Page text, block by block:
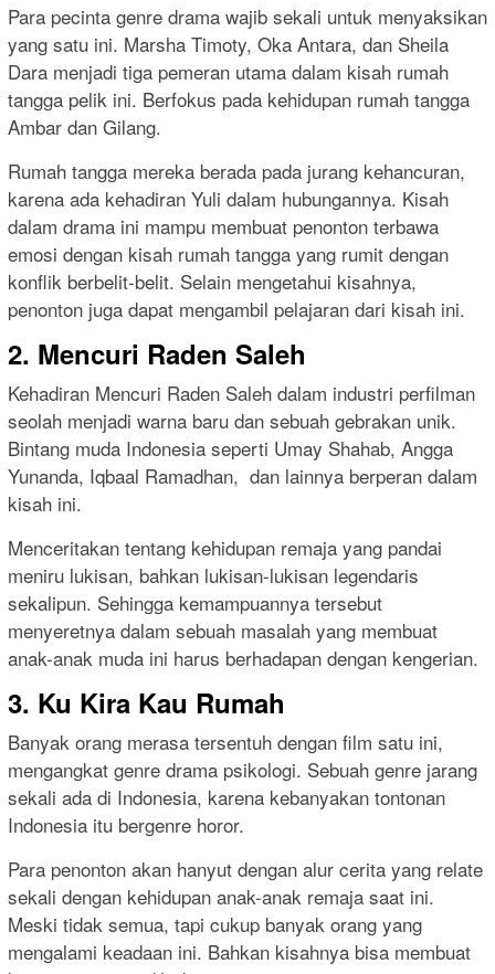
Para pecinta genre drama wajib sekali untuk menyaksikan
yang satu ini. Marsha Timoty, Oka Antara, dan Sheila
Dara menjadi tiga pemeran utama dalam kisah rumah
tangga pelik ini. Berfokus pada kehidupan rumah tangga
Ambar dan Gilang.
Rumah tangga mereka berada pada jurang kehancuran,
karena ada kehadiran Yuli dalam hubungannya. Kisah
dalam drama ini mampu membuat penonton terbawa
emosi dengan kisah rumah tangga yang rumit dengan
konflik berbelit-belit. Selain mengetahui kisahnya,
penonton juga dapat mengambil pelajaran dari kisah ini.
2. Mencuri Raden Saleh
Kehadiran Mencuri Raden Saleh dalam industri perfilman
seolah menjadi warna baru dan sebuah gebrakan unik.
Bintang muda Indonesia seperti Umay Shahab, Angga
Yunanda, Iqbaal Ramadhan, dan lainnya berperan dalam
kisah ini.
Menceritakan tentang kehidupan remaja yang pandai
meniru lukisan, bahkan lukisan-lukisan legendaris
sekalipun. Sehingga kemampuannya tersebut
menyeretnya dalam sebuah masalah yang membuat
anak-anak muda ini harus berhadapan dengan kengerian.
3. Ku Kira Kau Rumah
Banyak orang merasa tersentuh dengan film satu ini,
mengangkat genre drama psikologi. Sebuah genre jarang
sekali ada di Indonesia, karena kebanyakan tontonan
Indonesia itu bergenre horor.
Para penonton akan hanyut dengan alur cerita yang relate
sekali dengan kehidupan anak-anak remaja saat ini.
Meski tidak semua, tapi cukup banyak orang yang
mengalami keadaan ini. Bahkan kisahnya bisa membuat